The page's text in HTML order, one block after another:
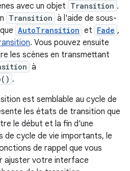
avec un objet Transition .
Transition à l'aide de sous-
AutoTransition et Fade ,
. Vous pouvez ensuite
les scènes en transmettant
à
.
est semblable au cycle de
les états de transition que
le début et la fin d'une
de cycle de vie importants, le
de rappel que vous
ajuster votre interface